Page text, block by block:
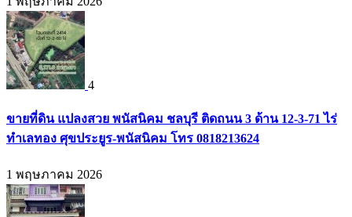
4
ขายที่ดิน แปลงสวย พนัสนิคม ชลบุรี ติดถนน 3 ด้าน 12-3-71 ไร่
ทำเลทอง ศุขประยูร-พนัสนิคม โทร 0818213624
1 พฤษภาคม 2026